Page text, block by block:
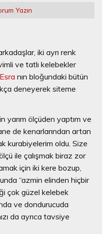
Yazın
iki ayrı renk
ve tatlı kelebekler
nın bloğundaki bütün
deneyerek siteme
ölçüden yaptım ve
de kenarlarından artan
kurabiyelerim oldu. Size
ile çalışmak biraz zor
için iki kere bozup,
“azmin elinden hiçbir
çok güzel kelebek
ve dondurucuda
da ayrıca tavsiye